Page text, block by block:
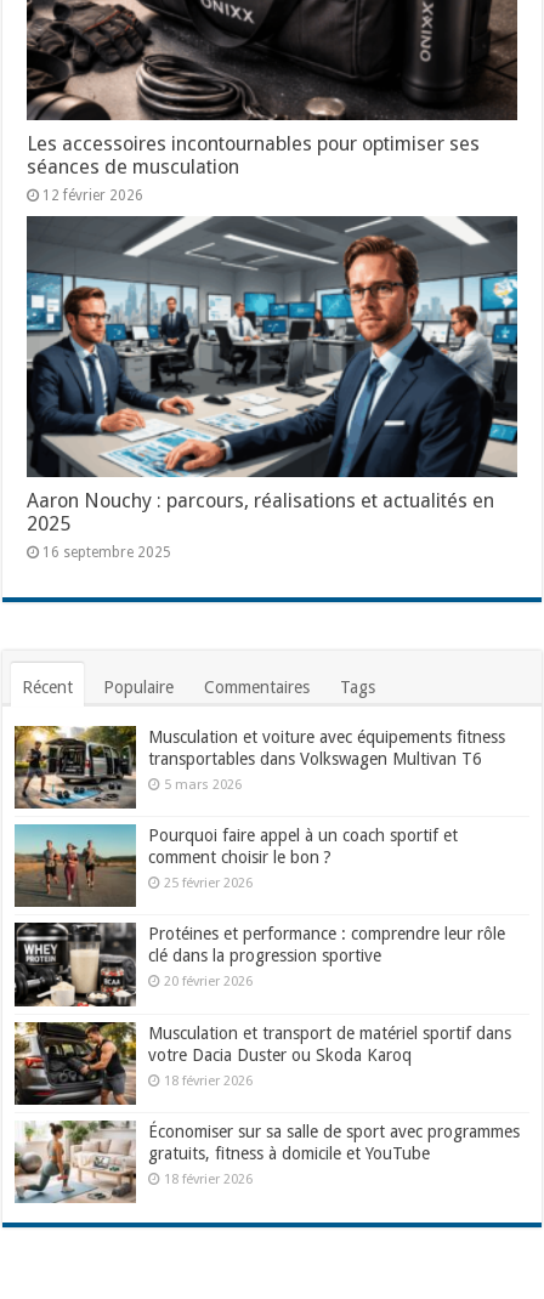
Les accessoires incontournables pour optimiser ses
séances de musculation
12 février 2026
Aaron Nouchy : parcours, réalisations et actualités en
2025
16 septembre 2025
Récent Populaire Commentaires Tags
Musculation et voiture avec équipements fitness
transportables dans Volkswagen Multivan T6
5 mars 2026
Pourquoi faire appel à un coach sportif et
comment choisir le bon ?
25 février 2026
Protéines et performance : comprendre leur rôle
clé dans la progression sportive
20 février 2026
Musculation et transport de matériel sportif dans
votre Dacia Duster ou Skoda Karoq
18 février 2026
Économiser sur sa salle de sport avec programmes
gratuits, fitness à domicile et YouTube
18 février 2026